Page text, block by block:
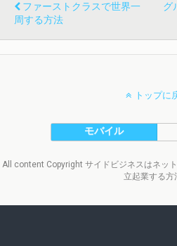
ファーストクラスで世界一
周する方法
グ
トップに
モバイル
All content Copyright サイドビジネスはネッ
立起業する方